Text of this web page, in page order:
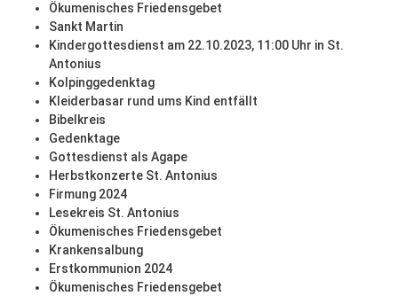
Ökumenisches Friedensgebet
Sankt Martin
Kindergottesdienst am 22.10.2023, 11:00 Uhr in St.
Antonius
Kolpinggedenktag
Kleiderbasar rund ums Kind entfällt
Bibelkreis
Gedenktage
Gottesdienst als Agape
Herbstkonzerte St. Antonius
Firmung 2024
Lesekreis St. Antonius
Ökumenisches Friedensgebet
Krankensalbung
Erstkommunion 2024
Ökumenisches Friedensgebet